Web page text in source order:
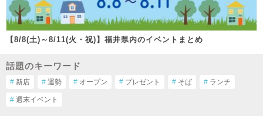
【8/8(土)～8/11(火・祝)】福井県内のイベントまとめ
話題のキーワード
# 新店 # 運勢 # オープン # プレゼント # そば # ランチ
# 週末イベント